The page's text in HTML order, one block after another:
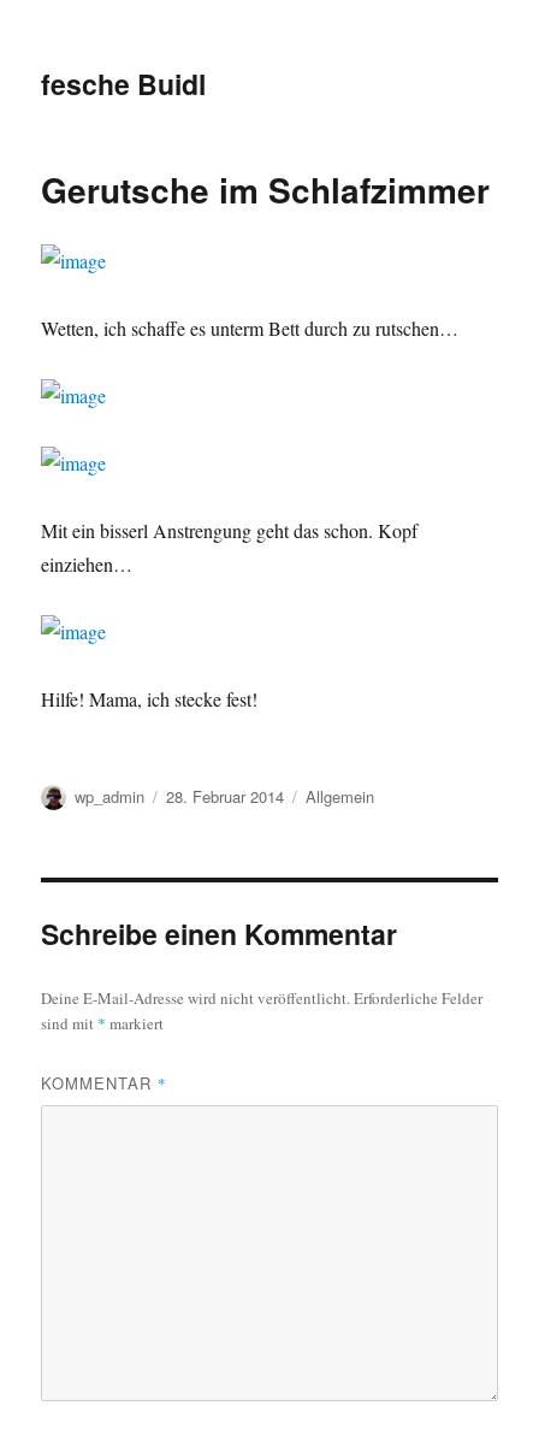
fesche Buidl
Gerutsche im Schlafzimmer
Wetten, ich schaffe es unterm Bett durch zu rutschen…
Mit ein bisserl Anstrengung geht das schon. Kopf
einziehen…
Hilfe! Mama, ich stecke fest!
Autor
wp_admin
Veröffentlicht
28. Februar 2014 Kategorien
Allgemein
Schreibe einen Kommentar
Deine E-Mail-Adresse wird nicht veröffentlicht.Erforderliche Felder
sind mit * markiert
KOMMENTAR *